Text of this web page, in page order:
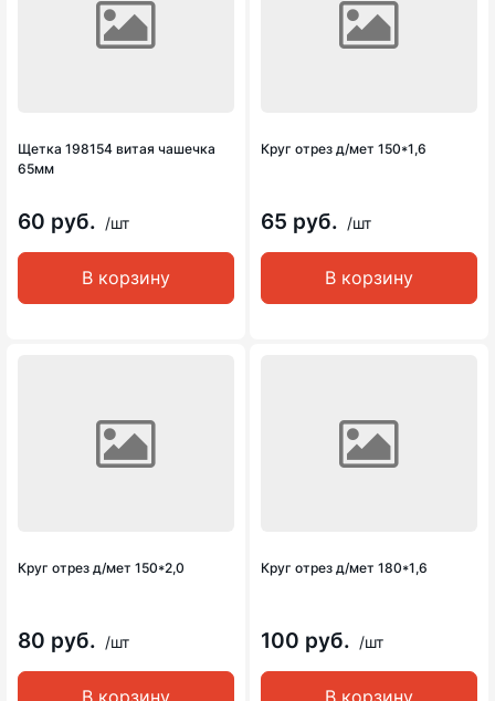
Щетка 198154 витая чашечка
65мм
60 руб. /шт
В корзину
Круг отрез д/мет 150*1,6
65 руб. /шт
В корзину
Круг отрез д/мет 150*2,0
80 руб. /шт
Круг отрез д/мет 180*1,6
100 руб. /шт